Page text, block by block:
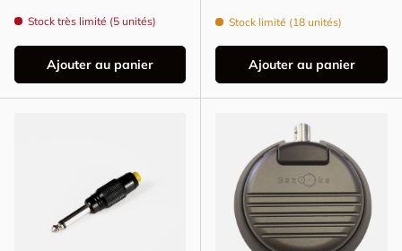
Stock très limité (5 unités)
Ajouter au panier
Stock limité (18 unités)
Ajouter au panier